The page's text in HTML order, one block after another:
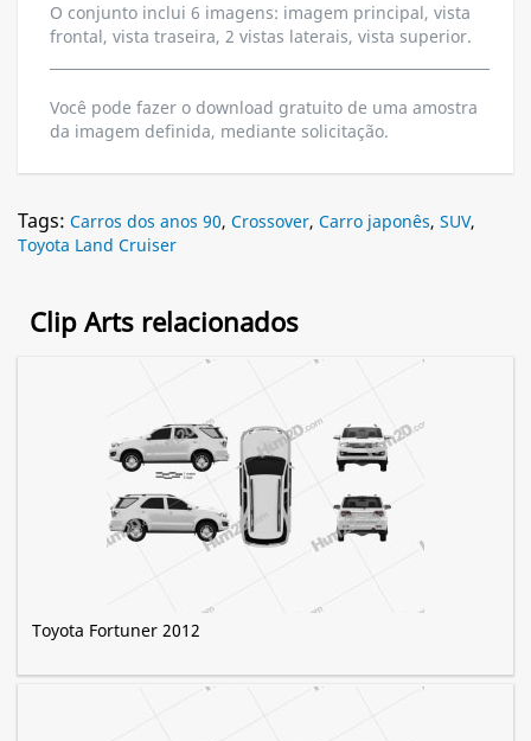
O conjunto inclui 6 imagens: imagem principal, vista
frontal, vista traseira, 2 vistas laterais, vista superior.
Você pode fazer o download gratuito de uma amostra
da imagem definida, mediante solicitação.
Tags: Carros dos anos 90, Crossover, Carro japonês, SUV,
Toyota Land Cruiser
Clip Arts relacionados
Toyota Fortuner 2012